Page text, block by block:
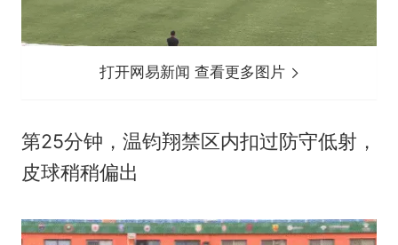
打开网易新闻 查看更多图片
第25分钟，温钧翔禁区内扣过防守低射，
皮球稍稍偏出